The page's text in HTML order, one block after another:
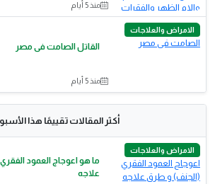
منذ 5 أيام
الامراض والعلاجات
القاتل الصامت فى مصر
منذ 5 أيام
أكثر المقالات تقييمًا هذا
الامراض والعلاجات
ما هو اعوجاج العمود
علاجه